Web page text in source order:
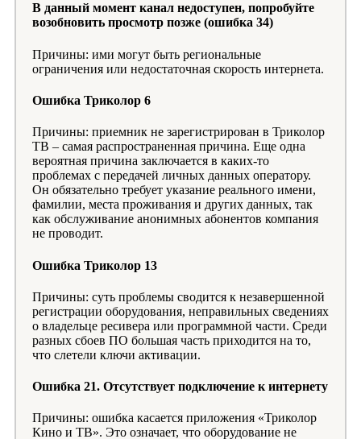
В данный момент канал недоступен, попробуйте
возобновить просмотр позже (ошибка 34)
Причины: ими могут быть региональные
ограничения или недостаточная скорость интернета.
Ошибка Триколор 6
Причины: приемник не зарегистрирован в Триколор
ТВ – самая распространенная причина. Еще одна
вероятная причина заключается в каких-то
проблемах с передачей личных данных оператору.
Он обязательно требует указание реального имени,
фамилии, места проживания и других данных, так
как обслуживание анонимных абонентов компания
не проводит.
Ошибка Триколор 13
Причины: суть проблемы сводится к незавершенной
регистрации оборудования, неправильных сведениях
о владельце ресивера или программной части. Среди
разных сбоев ПО большая часть приходится на то,
что слетели ключи активации.
Ошибка 21. Отсутствует подключение к интернету
Причины: ошибка касается приложения «Триколор
Кино и ТВ». Это означает, что оборудование не